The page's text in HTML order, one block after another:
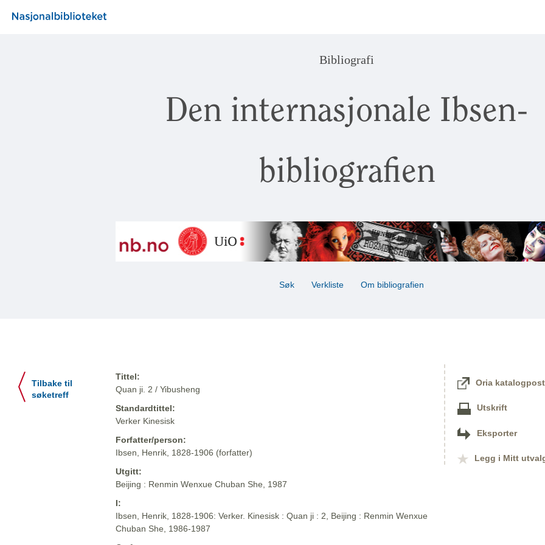
Bibliografi
Den internasjonale Ibsen-
bibliografien
Søk Verkliste Om bibliografien
Tilbake til
søketreff
Tittel:
Quan ji. 2 / Yibusheng
Standardtittel:
Verker Kinesisk
Forfatter/person:
Ibsen, Henrik, 1828-1906 (forfatter)
Utgitt:
Beijing : Renmin Wenxue Chuban She, 1987
I:
Ibsen, Henrik, 1828-1906: Verker. Kinesisk : Quan ji : 2, Beijing : Renmin Wenxue
Chuban She, 1986-1987
Oria katalogpost
Utskrift
Eksporter
Legg i Mitt